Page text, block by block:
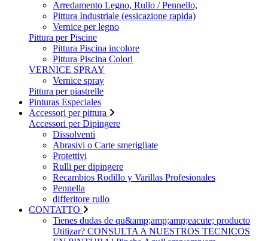
Arredamento Legno, Rullo / Pennello,
Pittura Industriale (essicazione rapida)
Vernice per legno
Pittura per Piscine
Pittura Piscina incolore
Pittura Piscina Colori
VERNICE SPRAY
Vernice spray
Pittura per piastrelle
Pinturas Especiales
Accessori per pittura
Accessori per Dipingere
Dissolventi
Abrasivi o Carte smerigliate
Protettivi
Rulli per dipingere
Recambios Rodillo y Varillas Profesionales
Pennella
differitore rullo
CONTATTO
Tienes dudas de qu&amp;amp;amp;eacute; producto
Utilizar? CONSULTA A NUESTROS TECNICOS